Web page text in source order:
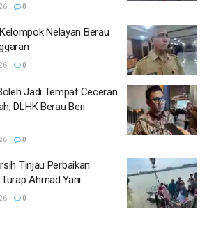
0
Nelayan Berau
0
Jadi Tempat Ceceran
DLHK Berau Beri
0
Tinjau Perbaikan
Ahmad Yani
0